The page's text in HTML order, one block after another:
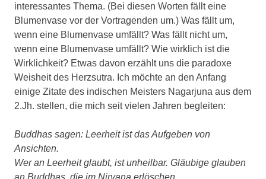
interessantes Thema. (Bei diesen Worten fällt eine
Blumenvase vor der Vortragenden um.) Was fällt um,
wenn eine Blumenvase umfällt? Was fällt nicht um,
wenn eine Blumenvase umfällt? Wie wirklich ist die
Wirklichkeit? Etwas davon erzählt uns die paradoxe
Weisheit des Herzsutra. Ich möchte an den Anfang
einige Zitate des indischen Meisters Nagarjuna aus dem
2.Jh. stellen, die mich seit vielen Jahren begleiten:
Buddhas sagen: Leerheit ist das Aufgeben von
Ansichten.
Wer an Leerheit glaubt, ist unheilbar. Gläubige glauben
an Buddhas, die im Nirvana erlöschen.